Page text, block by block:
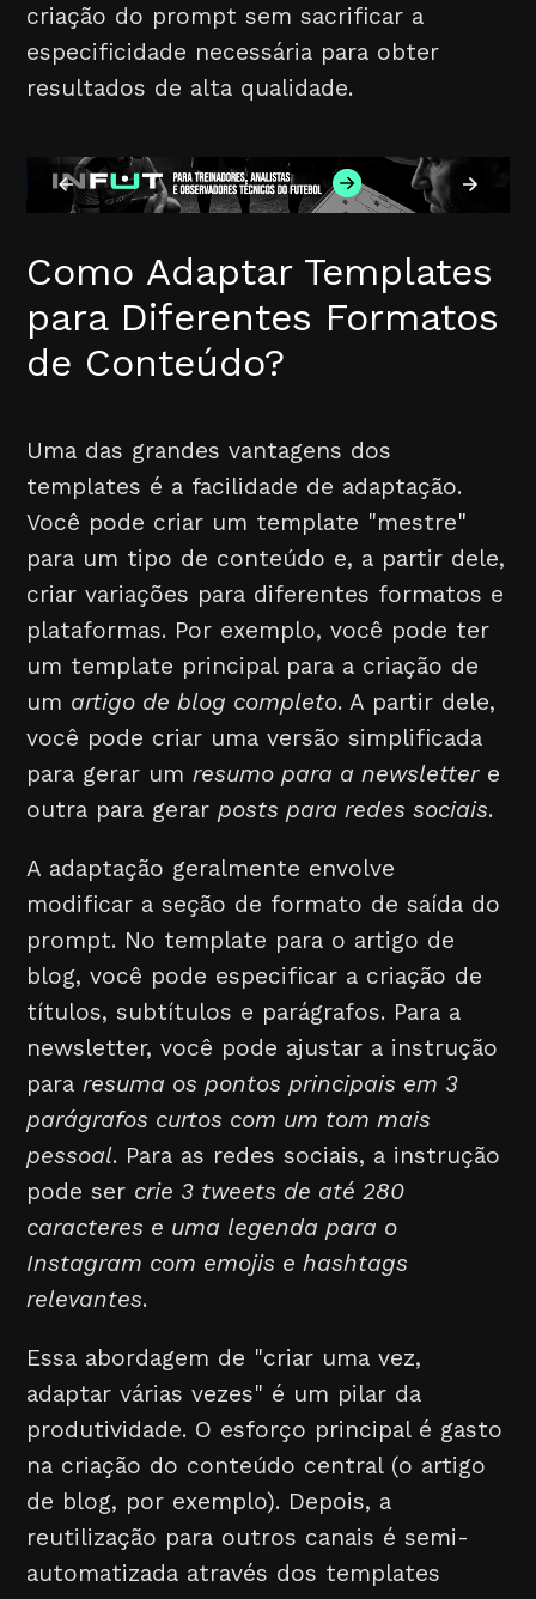
criação do prompt sem sacrificar a
especificidade necessária para obter
resultados de alta qualidade.
Como Adaptar Templates
para Diferentes Formatos
de Conteúdo?
Uma das grandes vantagens dos
templates é a facilidade de adaptação.
Você pode criar um template "mestre"
para um tipo de conteúdo e, a partir dele,
criar variações para diferentes formatos e
plataformas. Por exemplo, você pode ter
um template principal para a criação de
um artigo de blog completo. A partir dele,
você pode criar uma versão simplificada
para gerar umresumo para a newslettere
outra para gerarposts para redes sociais.
A adaptação geralmente envolve
modificar a seção de formato de saída do
prompt. No template para o artigo de
blog, você pode especificar a criação de
títulos, subtítulos e parágrafos. Para a
newsletter, você pode ajustar a instrução
pararesuma os pontos principais em 3
parágrafos curtos com um tom mais
pessoal. Para as redes sociais, a instrução
pode ser crie 3 tweets de até 280
caracteres e uma legenda para o
Instagram com emojis e hashtags
relevantes.
Essa abordagem de "criar uma vez,
adaptar várias vezes" é um pilar da
produtividade. O esforço principal é gasto
na criação do conteúdo central (o artigo
de blog, por exemplo). Depois, a
reutilização para outros canais é semi-
automatizada através dos templates